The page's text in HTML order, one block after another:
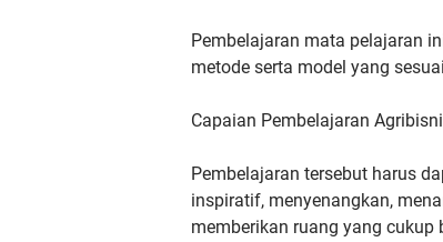
Pembelajaran mata pelajaran
metode serta model yang sesuai
Capaian Pembelajaran
Pembelajaran tersebut harus
inspiratif, menyenangkan,
memberikan ruang yang cukup